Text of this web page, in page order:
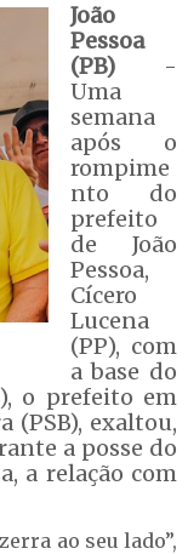
João
Pessoa
(PB)-
Uma
semana
após o
rompime
nto do
prefeito
de João
Pessoa,
Cícero
Lucena
(PP), com
a base do
o prefeito em
(PSB), exaltou,
a posse do
a relação com
ao seu lado”,